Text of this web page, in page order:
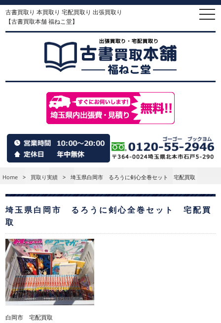
古書買取り 本買取り 宅配買取り 出張買取り
【古書買取本舗 福ねこ堂】
Home > 買取り実績 > 埼玉県白岡市 るろうに剣心全巻セット 宅配買取
埼玉県白岡市 るろうに剣心全巻セット 宅配買
取
白岡市 宅配買取